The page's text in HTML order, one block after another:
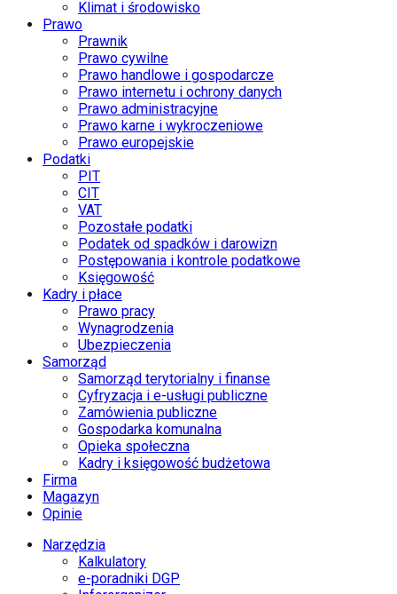
Klimat i środowisko
Prawo
Prawnik
Prawo cywilne
Prawo handlowe i gospodarcze
Prawo internetu i ochrony danych
Prawo administracyjne
Prawo karne i wykroczeniowe
Prawo europejskie
Podatki
PIT
CIT
VAT
Pozostałe podatki
Podatek od spadków i darowizn
Postępowania i kontrole podatkowe
Księgowość
Kadry i płace
Prawo pracy
Wynagrodzenia
Ubezpieczenia
Samorząd
Samorząd terytorialny i finanse
Cyfryzacja i e-usługi publiczne
Zamówienia publiczne
Gospodarka komunalna
Opieka społeczna
Kadry i księgowość budżetowa
Firma
Magazyn
Opinie
Narzędzia
Kalkulatory
e-poradniki DGP